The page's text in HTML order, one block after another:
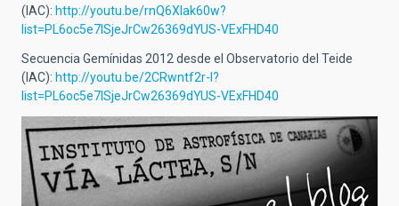
(IAC): http://youtu.be/rnQ6Xlak60w?
list=PL6oc5e7lSjeJrCw26369dYUS-VExFHD40
Secuencia Gemínidas 2012 desde el Observatorio del Teide
(IAC): http://youtu.be/2CRwntf2r-I?
list=PL6oc5e7lSjeJrCw26369dYUS-VExFHD40